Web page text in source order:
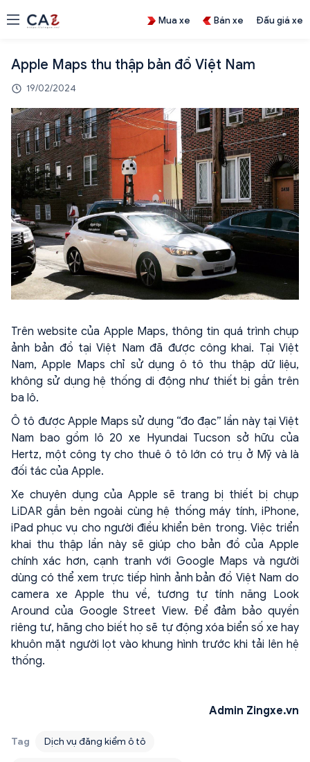
Mua xe Bán xe Đấu giá xe
Apple Maps thu thập bản đồ Việt Nam
19/02/2024
Trên website của Apple Maps, thông tin quá trình chụp
ảnh bản đồ tại Việt Nam đã được công khai. Tại Việt
Nam, Apple Maps chỉ sử dụng ô tô thu thập dữ liệu,
không sử dụng hệ thống di động như thiết bị gắn trên
ba lô.
Ô tô được Apple Maps sử dụng “đo đạc” lần này tại Việt
Nam bao gồm lô 20 xe Hyundai Tucson sở hữu của
Hertz, một công ty cho thuê ô tô lớn có trụ ở Mỹ và là
đối tác của Apple.
Xe chuyên dụng của Apple sẽ trang bị thiết bị chụp
LiDAR gắn bên ngoài cùng hệ thống máy tính, iPhone,
iPad phục vụ cho người điều khiển bên trong. Việc triển
khai thu thập lần này sẽ giúp cho bản đồ của Apple
chính xác hơn, cạnh tranh với Google Maps và người
dùng có thể xem trực tiếp hình ảnh bản đồ Việt Nam do
camera xe Apple thu về, tương tự tính năng Look
Around của Google Street View. Để đảm bảo quyền
riêng tư, hãng cho biết họ sẽ tự động xóa biển số xe hay
khuôn mặt người lọt vào khung hình trước khi tải lên hệ
thống.
Admin Zingxe.vn
Tag Dịch vụ đăng kiểm ô tô